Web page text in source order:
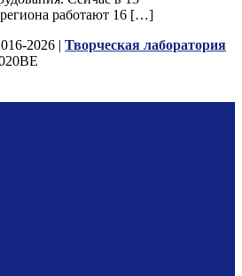
работают 16 […]
2026 | Творческая лаборатория